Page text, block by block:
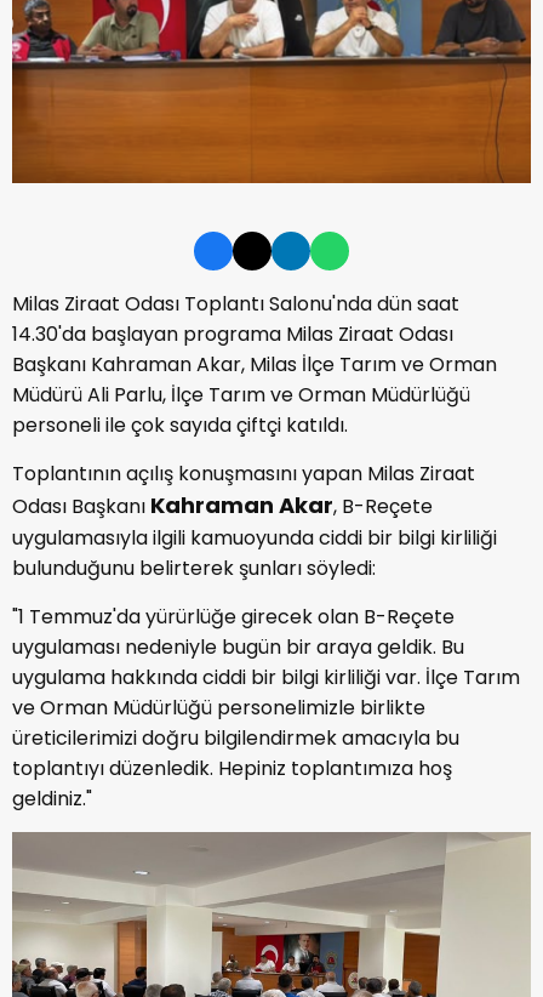
Milas Ziraat Odası Toplantı Salonu'nda dün saat
14.30'da başlayan programa Milas Ziraat Odası
Başkanı Kahraman Akar, Milas İlçe Tarım ve Orman
Müdürü Ali Parlu, İlçe Tarım ve Orman Müdürlüğü
personeli ile çok sayıda çiftçi katıldı.
Toplantının açılış konuşmasını yapan Milas Ziraat
Odası Başkanı Kahraman Akar, B-Reçete
uygulamasıyla ilgili kamuoyunda ciddi bir bilgi kirliliği
bulunduğunu belirterek şunları söyledi:
"1 Temmuz'da yürürlüğe girecek olan B-Reçete
uygulaması nedeniyle bugün bir araya geldik. Bu
uygulama hakkında ciddi bir bilgi kirliliği var. İlçe Tarım
ve Orman Müdürlüğü personelimizle birlikte
üreticilerimizi doğru bilgilendirmek amacıyla bu
toplantıyı düzenledik. Hepiniz toplantımıza hoş
geldiniz."